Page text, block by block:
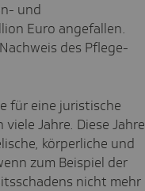
und
Euro angefallen.
des Pflege-
für eine juristische
Jahre. Diese Jahre
körperliche und
zum Beispiel der
nicht mehr